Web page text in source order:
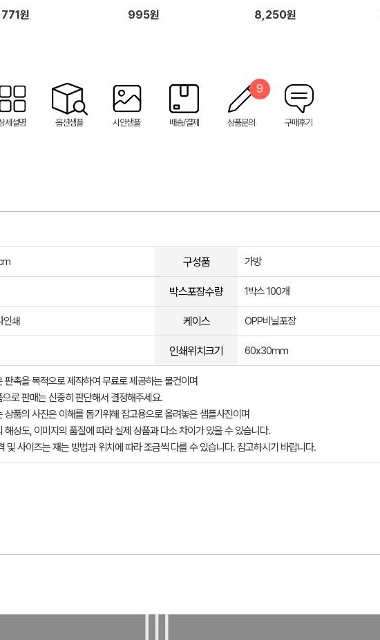
771원 995원 8,250원
세설명 옵션샘플 시안샘플 배송/결제 상품문의
9
구매후기
구성품 가방
박스포장수량 1박스 100개
인쇄 케이스 OPP비닐포장
인쇄위치크기 60x30mm
판촉을 목적으로 제작하여 무료로 제공하는 물건이며
으로 판매는 신중히 판단해서 결정해주세요.
상품의 사진은 이해를 돕기위해 참고용으로 올려놓은 샘플사진이며
해상도, 이미지의 품질에 따라 실제 상품과 다소 차이가 있을 수 있습니다.
및 사이즈는 재는 방법과 위치에 따라 조금씩 다를 수 있습니다. 참고하시기 바랍니다.